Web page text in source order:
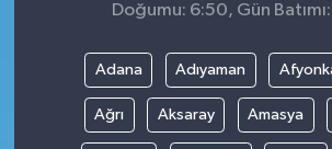
Doğumu: 6:50, Gün
Adana Adıyaman
Ağrı Aksaray Amasya